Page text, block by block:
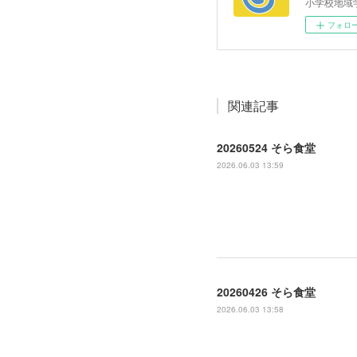
フォロ
関連記事
20260524 そら食堂
2026.06.03 13:59
20260426 そら食堂
2026.06.03 13:58